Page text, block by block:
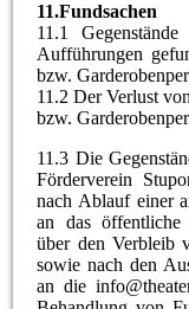
11.Fundsachen
11.1
Aufführungen
bzw.
11.2 Der Verlust
bzw.
11.3 Die
Förderverein
nach Ablauf einer
an das öffentliche
über den Verbleib
sowie nach den
an die